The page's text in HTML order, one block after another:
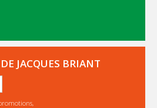
JACQUES BRIANT